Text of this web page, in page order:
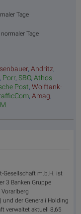
Tage
Tage
, Andritz,
, Porr, SBO, Athos
Post, Wolftank-
, Amag,
Gesellschaft m.b.H. ist
3 Banken Gruppe
und der Generali Holding
verwaltet aktuell 8,65